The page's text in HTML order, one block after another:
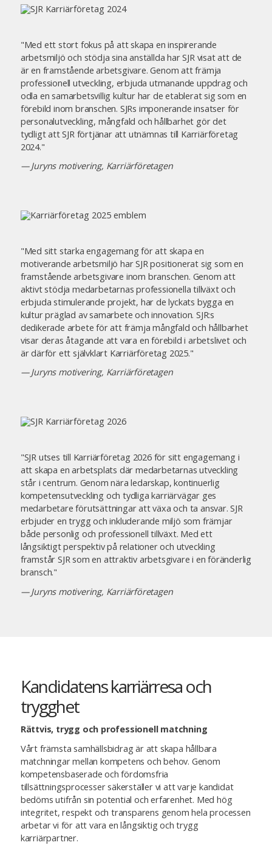
"Med ett stort fokus på att skapa en inspirerande
arbetsmiljö och stödja sina anställda har SJR visat att de
är en framstående arbetsgivare. Genom att främja
professionell utveckling, erbjuda utmanande uppdrag och
odla en samarbetsvillig kultur har de etablerat sig som en
förebild inom branschen. SJRs imponerande insatser för
personalutveckling, mångfald och hållbarhet gör det
tydligt att SJR förtjänar att utnämnas till Karriärföretag
2024."
— Juryns motivering, Karriärföretagen
"Med sitt starka engagemang för att skapa en
motiverande arbetsmiljö har SJR positionerat sig som en
framstående arbetsgivare inom branschen. Genom att
aktivt stödja medarbetarnas professionella tillväxt och
erbjuda stimulerande projekt, har de lyckats bygga en
kultur präglad av samarbete och innovation. SJR:s
dedikerade arbete för att främja mångfald och hållbarhet
visar deras åtagande att vara en förebild i arbetslivet och
är därför ett självklart Karriärföretag 2025."
— Juryns motivering, Karriärföretagen
"SJR utses till Karriärföretag 2026 för sitt engagemang i
att skapa en arbetsplats där medarbetarnas utveckling
står i centrum. Genom nära ledarskap, kontinuerlig
kompetensutveckling och tydliga karriärvägar ges
medarbetare förutsättningar att växa och ta ansvar. SJR
erbjuder en trygg och inkluderande miljö som främjar
både personlig och professionell tillväxt. Med ett
långsiktigt perspektiv på relationer och utveckling
framstår SJR som en attraktiv arbetsgivare i en föränderlig
bransch."
— Juryns motivering, Karriärföretagen
Kandidatens karriärresa och
trygghet
Rättvis, trygg och professionell matchning
Vårt främsta samhällsbidrag är att skapa hållbara
matchningar mellan kompetens och behov. Genom
kompetensbaserade och fördomsfria
tillsättningsprocesser säkerställer vi att varje kandidat
bedöms utifrån sin potential och erfarenhet. Med hög
integritet, respekt och transparens genom hela processen
arbetar vi för att vara en långsiktig och trygg
karriärpartner.